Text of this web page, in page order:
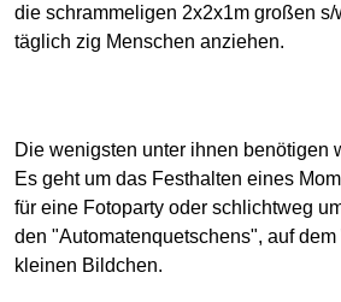
die schrammeligen 2x2x1m großen
täglich zig Menschen anziehen.
Die wenigsten unter ihnen benötigen
Es geht um das Festhalten eines
für eine Fotoparty oder schlichtweg
den "Automatenquetschens", auf
kleinen Bildchen.